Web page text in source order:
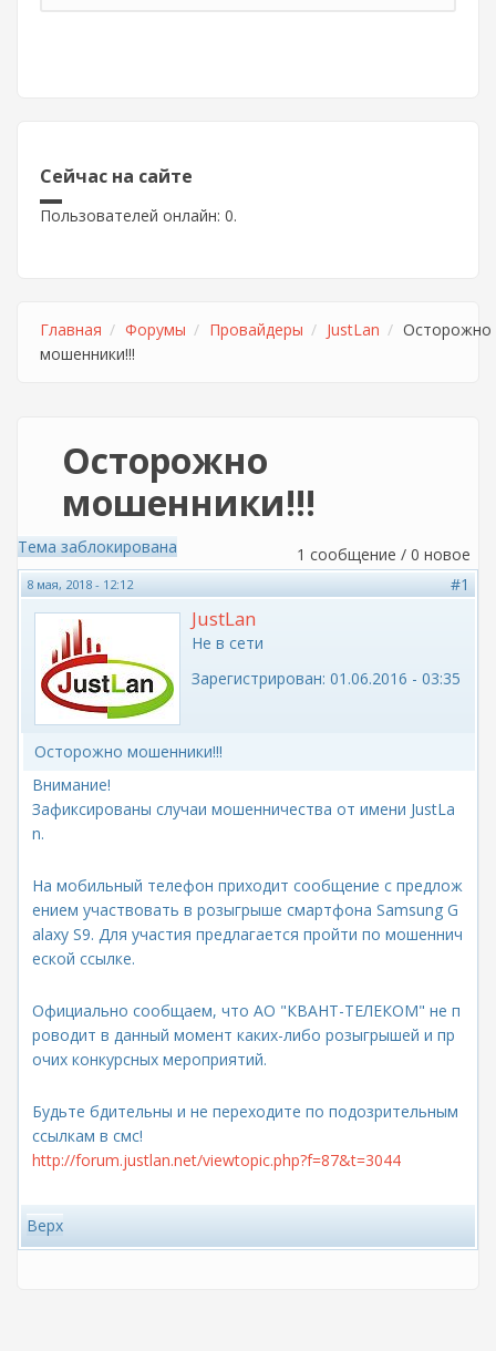
Сейчас на сайте
Пользователей онлайн: 0.
Главная Форумы Провайдеры JustLan
Осторожно
мошенники!!!
Осторожно
мошенники!!!
1 сообщение / 0 новое
Тема заблокирована
8 мая, 2018 - 12:12 #1
JustLan
Не в сети
Зарегистрирован: 01.06.2016 - 03:35
Осторожно мошенники!!!
Внимание!
Зафиксированы случаи мошенничества от имени JustLa
n.
На мобильный телефон приходит сообщение с предлож
ением участвовать в розыгрыше смартфона Samsung G
alaxy S9. Для участия предлагается пройти по мошеннич
еской ссылке.
Официально сообщаем, что АО "КВАНТ-ТЕЛЕКОМ" не п
роводит в данный момент каких-либо розыгрышей и пр
очих конкурсных мероприятий.
Будьте бдительны и не переходите по подозрительным
ссылкам в смс!
http://forum.justlan.net/viewtopic.php?f=87&t=3044
Верх